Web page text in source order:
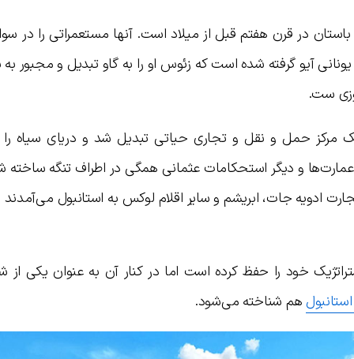
در قرن هفتم قبل از میلاد است. آنها مستعمراتی را در
یونانی آیو گرفته شده است که زئوس او را به گاو تبدیل و مجبور
ست.
مرکز حمل و نقل و تجاری حیاتی تبدیل شد و دریای سیاه را
عمارت‌ها و دیگر استحکامات عثمانی همگی در اطراف تنگه ساخته
ادویه جات، ابریشم و سایر اقلام لوکس به استانبول
خود را حفظ کرده است اما در کنار آن به عنوان یکی از
هم شناخته می‌شود.